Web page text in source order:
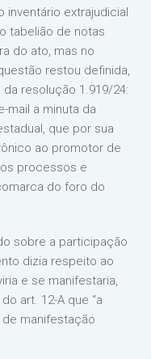
inventário extrajudicial
tabelião de notas
do ato, mas no
restou definida,
resolução 1.919/24:
mail a minuta da
que por sua
ao promotor de
processos e
do foro do
sobre a participação
dizia respeito ao
e se manifestaria,
art. 12-A que “a
manifestação